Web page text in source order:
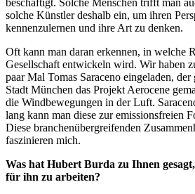
beschäftigt. Solche Menschen trifft man
solche Künstler deshalb ein, um ihren
kennenzulernen und ihre Art zu denken.
Oft kann man daran erkennen, in welche
Gesellschaft entwickeln wird. Wir haben
paar Mal Tomas Saraceno eingeladen,
Stadt München das Projekt Aerocene
die Windbewegungen in der Luft.
lang kann man diese zur emissionsfreien
Diese branchenübergreifenden
faszinieren mich.
Was hat Hubert Burda zu Ihnen
für ihn zu arbeiten?